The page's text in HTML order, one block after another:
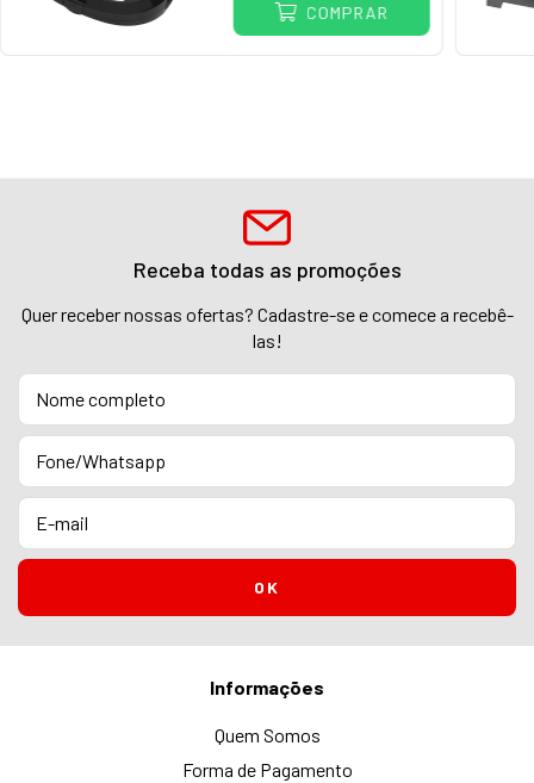
COMPRAR
Receba todas as promoções
Quer receber nossas ofertas? Cadastre-se e comece a recebê-
las!
Informações
Quem Somos
Forma de Pagamento